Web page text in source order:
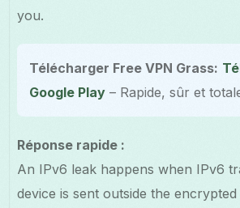
you.
Télécharger Free VPN Grass:
Google Play – Rapide, sûr et
Réponse rapide :
An IPv6 leak happens when IPv6
device is sent outside the